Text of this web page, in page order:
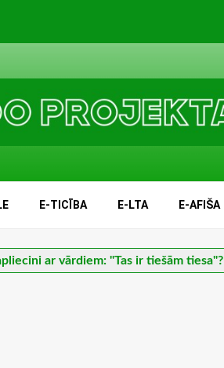
E-TICĪBA E-LTA E-AFIŠA
ar vārdiem: "Tas ir tiešām tiesa"?